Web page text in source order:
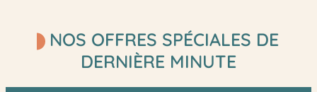
dernière minute en Bretagne inoubliables !
NOS OFFRES SPÉCIALES DE
DERNIÈRE MINUTE